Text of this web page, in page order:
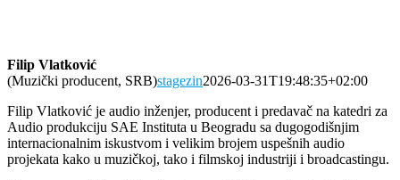
Filip Vlatković
(Muzički producent, SRB)stagezin2026-03-31T19:48:35+02:00
Filip Vlatković je audio inženjer, producent i predavač na katedri za
Audio produkciju SAE Instituta u Beogradu sa dugogodišnjim
internacionalnim iskustvom i velikim brojem uspešnih audio
projekata kako u muzičkoj, tako i filmskoj industriji i broadcastingu.